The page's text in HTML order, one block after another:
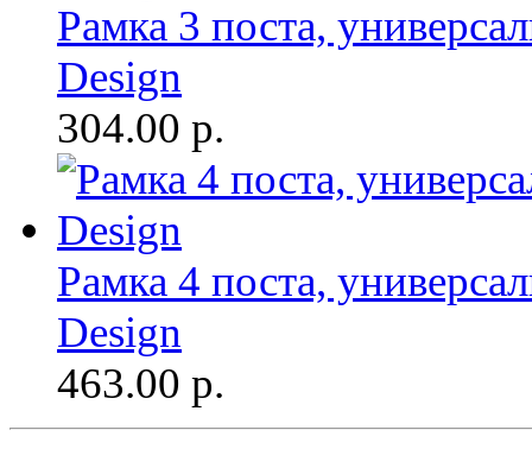
Рамка 3 поста,
Design
304.00 р.
Рамка 4 поста,
Design
463.00 р.